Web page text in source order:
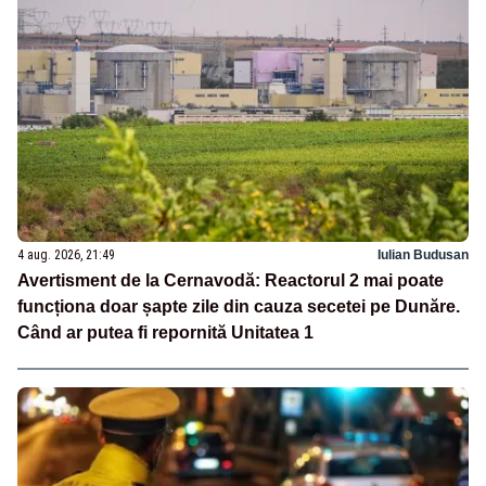
4 aug. 2026, 21:49 Iulian Budusan
Avertisment de la Cernavodă: Reactorul 2 mai poate
funcționa doar șapte zile din cauza secetei pe Dunăre.
Când ar putea fi repornită Unitatea 1